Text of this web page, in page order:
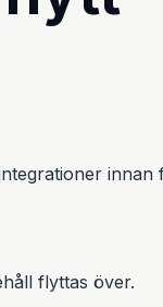
innan
flyttas över.